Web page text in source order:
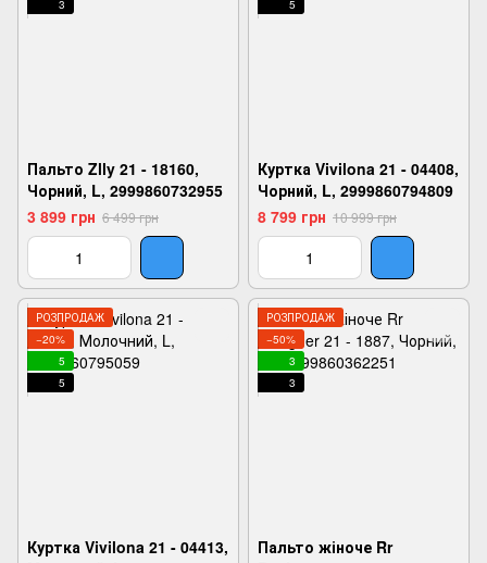
3
Пальто Zlly 21 - 18160,
Чорний, L, 2999860732955
3 899 грн 6 499 грн
5
Куртка Vivilona 21 - 04408,
Чорний, L, 2999860794809
8 799 грн 10 999 грн
РОЗПРОДАЖ
−20%
5
5
Куртка Vivilona 21 - 04413,
РОЗПРОДАЖ
−50%
3
3
Пальто жіноче Rr